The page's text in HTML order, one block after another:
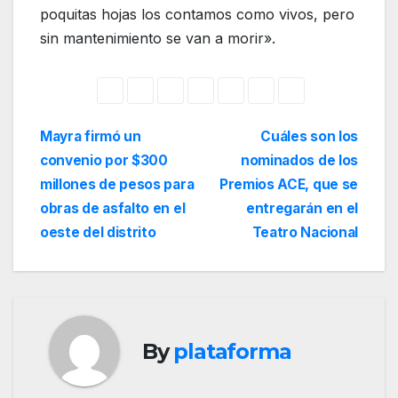
poquitas hojas los contamos como vivos, pero
sin mantenimiento se van a morir».
Navegación
de
entradas
Cuáles son los
nominados de los
Premios ACE, que se
entregarán en el
Teatro Nacional
Mayra firmó un
convenio por $300
millones de pesos para
obras de asfalto en el
oeste del distrito
Byplataforma